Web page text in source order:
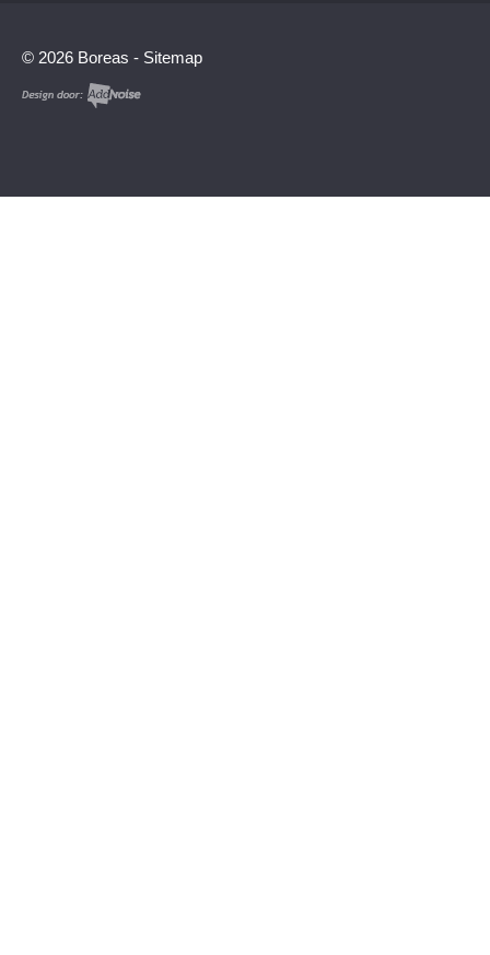
© 2026 Boreas - Sitemap